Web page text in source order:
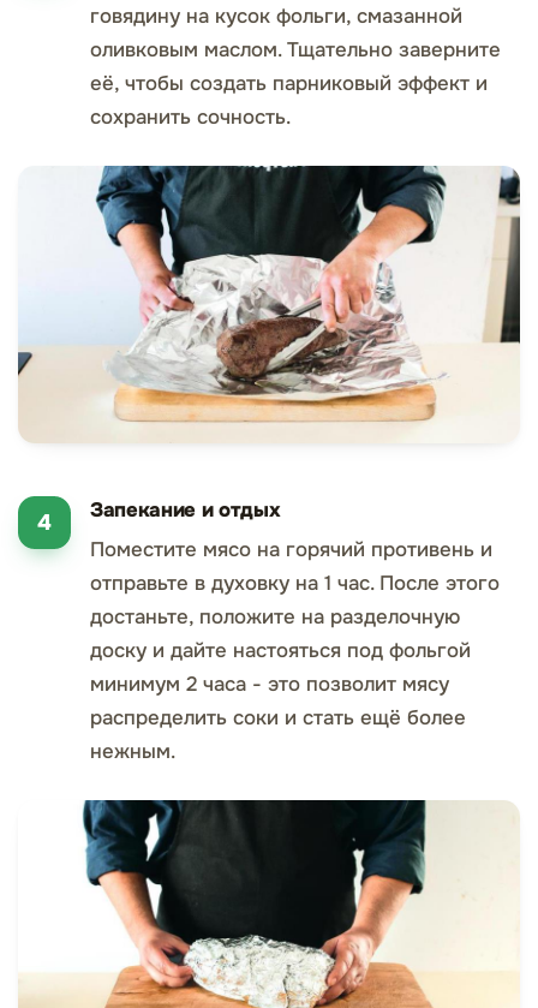
говядину на кусок фольги, смазанной
оливковым маслом. Тщательно заверните
её, чтобы создать парниковый эффект и
сохранить сочность.
Запекание и отдых
Поместите мясо на горячий противень и
отправьте в духовку на 1 час. После этого
достаньте, положите на разделочную
доску и дайте настояться под фольгой
минимум 2 часа - это позволит мясу
распределить соки и стать ещё более
нежным.